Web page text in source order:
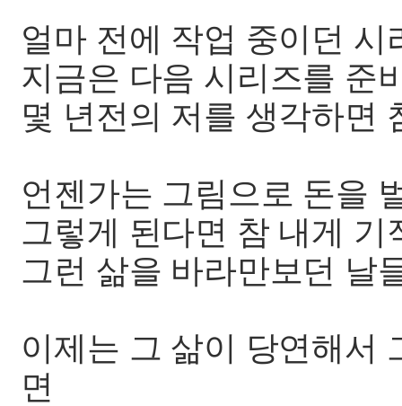
얼마 전에 작업 중이던
지금은 다음 시리즈를 준
몇 년전의 저를 생각하면
언젠가는 그림으로 돈을
그렇게 된다면 참 내게 기
그런 삶을 바라만보던 날
이제는 그 삶이 당연해서
면